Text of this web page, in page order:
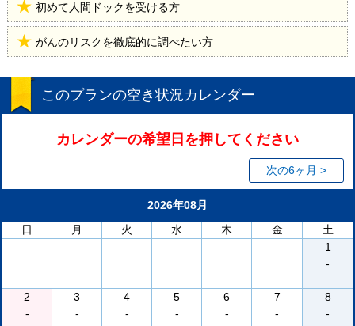
初めて人間ドックを受ける方
がんのリスクを徹底的に調べたい方
このプランの空き状況カレンダー
カレンダーの希望日を押してください
次の6ヶ月 >
2026年08月
日
月 火 水 木 金
土
1
-
2
-
3
-
4
-
5
-
6
-
7
-
8
-